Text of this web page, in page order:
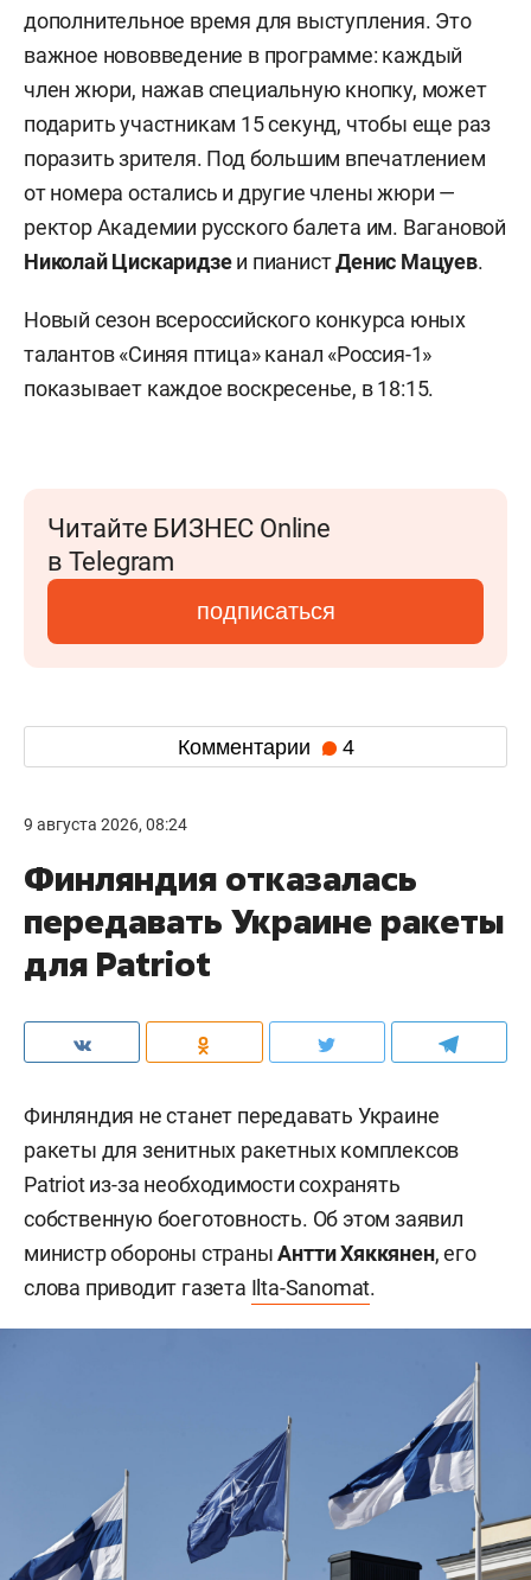
дополнительное время для выступления. Это
важное нововведение в программе: каждый
член жюри, нажав специальную кнопку, может
подарить участникам 15 секунд, чтобы еще раз
поразить зрителя. Под большим впечатлением
от номера остались и другие члены жюри —
ректор Академии русского балета им. Вагановой
Николай Цискаридзеи пианистДенис Мацуев.
Новый сезон всероссийского конкурса юных
талантов «Синяя птица» канал «Россия-1»
показывает каждое воскресенье, в 18:15.
Читайте БИЗНЕС Online
в Telegram
подписаться
Комментарии 4
9 августа 2026, 08:24
Финляндия отказалась
передавать Украине ракеты
для Patriot
Финляндия не станет передавать Украине
ракеты для зенитных ракетных комплексов
Patriot из-за необходимости сохранять
собственную боеготовность. Об этом заявил
министр обороны страныАнтти Хяккянен, его
слова приводит газета Ilta-Sanomat.